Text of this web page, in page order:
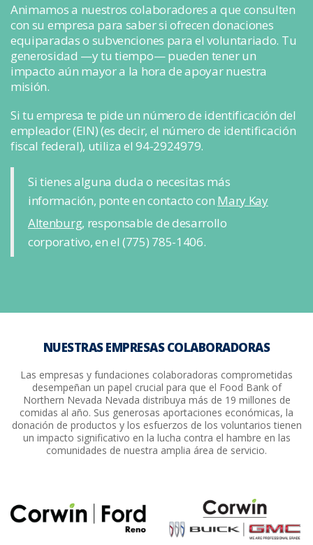
Animamos a nuestros colaboradores a que consulten
con su empresa para saber si ofrecen donaciones
equiparadas o subvenciones para el voluntariado. Tu
generosidad —y tu tiempo— pueden tener un
impacto aún mayor a la hora de apoyar nuestra
misión.
Si tu empresa te pide un número de identificación del
empleador (EIN) (es decir, el número de identificación
fiscal federal), utiliza el 94-2924979.
Si tienes alguna duda o necesitas más
información, ponte en contacto con Mary Kay
Altenburg, responsable de desarrollo
corporativo, en el (775) 785-1406.
NUESTRAS EMPRESAS COLABORADORAS
Las empresas y fundaciones colaboradoras comprometidas
desempeñan un papel crucial para que el Food Bank of
Northern Nevada Nevada distribuya más de 19 millones de
comidas al año. Sus generosas aportaciones económicas, la
donación de productos y los esfuerzos de los voluntarios tienen
un impacto significativo en la lucha contra el hambre en las
comunidades de nuestra amplia área de servicio.